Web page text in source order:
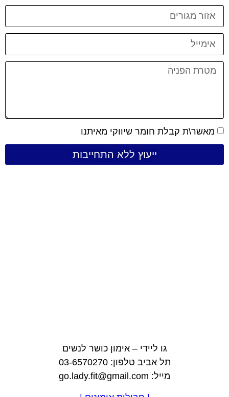
מאשר\ת קבלת חומר שיווקי מאיתנו
ייעוץ ללא התחייבות
גו ליידי – אימון כושר לנשים
תל אביב טלפון: 03-6570270
מייל: go.lady.fit@gmail.com